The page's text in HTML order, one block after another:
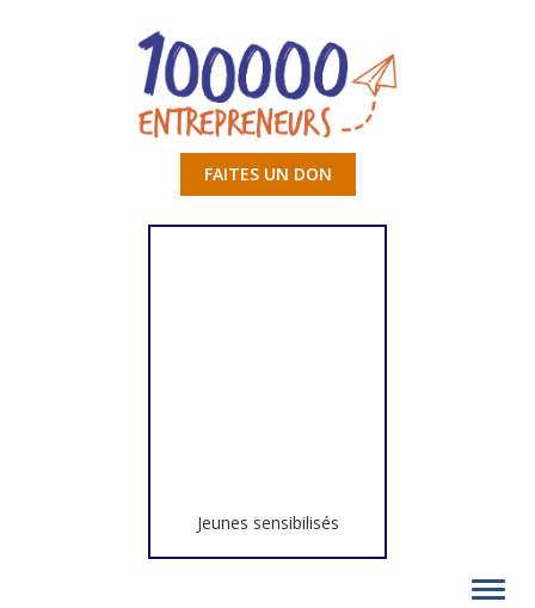
FAITES UN DON
Jeunes sensibilisés